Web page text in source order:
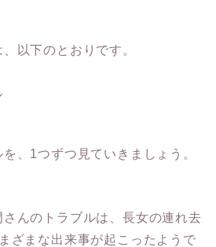
以下のとおりです。
、1つずつ見ていきましょう。
んのトラブルは、長女の連れ去
ざまな出来事が起こったようで